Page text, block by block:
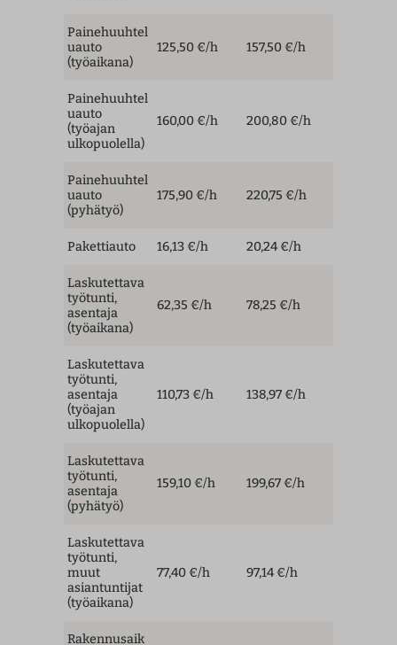
Painehuuhtel
uauto
(työaikana)
125,50 €/h 157,50 €/h
Painehuuhtel
uauto
(työajan
ulkopuolella)
160,00 €/h 200,80 €/h
Painehuuhtel
uauto
(pyhätyö)
175,90 €/h 220,75 €/h
Pakettiauto 16,13 €/h 20,24 €/h
Laskutettava
työtunti,
asentaja
(työaikana)
62,35 €/h 78,25 €/h
Laskutettava
työtunti,
asentaja
(työajan
ulkopuolella)
110,73 €/h 138,97 €/h
Laskutettava
työtunti,
asentaja
(pyhätyö)
159,10 €/h 199,67 €/h
Laskutettava
työtunti,
muut
asiantuntijat
(työaikana)
77,40 €/h 97,14 €/h
Rakennusaik